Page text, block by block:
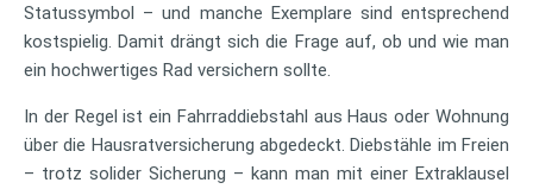
Statussymbol – und manche Exemplare sind entsprechend
kostspielig. Damit drängt sich die Frage auf, ob und wie man
ein hochwertiges Rad versichern sollte.
In der Regel ist ein Fahrraddiebstahl aus Haus oder Wohnung
über die Hausratversicherung abgedeckt. Diebstähle im Freien
– trotz solider Sicherung – kann man mit einer Extraklausel